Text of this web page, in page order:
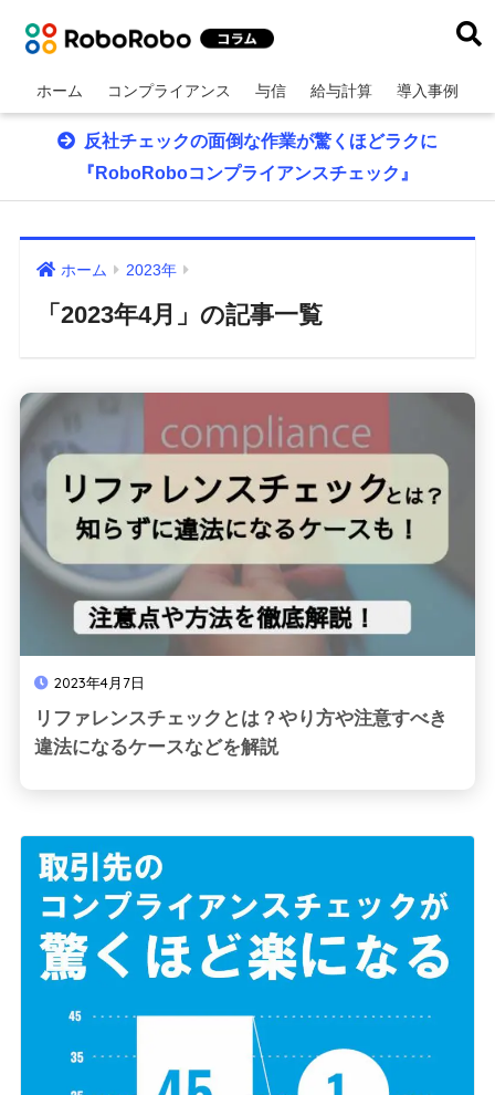
ホーム コンプライアンス 与信 給与計算 導入事例
反社チェックの面倒な作業が驚くほどラクに
『RoboRoboコンプライアンスチェック』
ホーム 2023年
「2023年4月」の記事一覧
2023年4月7日
リファレンスチェックとは？やり方や注意すべき
違法になるケースなどを解説